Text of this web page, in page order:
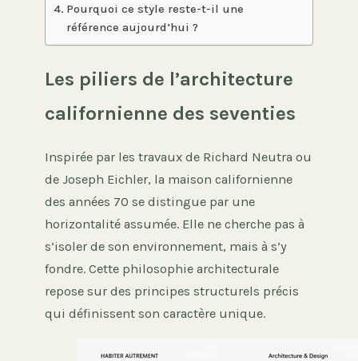
Pourquoi ce style reste-t-il une
référence aujourd’hui ?
Les piliers de l’architecture
californienne des seventies
Inspirée par les travaux de Richard Neutra ou
de Joseph Eichler, la maison californienne
des années 70 se distingue par une
horizontalité assumée. Elle ne cherche pas à
s’isoler de son environnement, mais à s’y
fondre. Cette philosophie architecturale
repose sur des principes structurels précis
qui définissent son caractère unique.